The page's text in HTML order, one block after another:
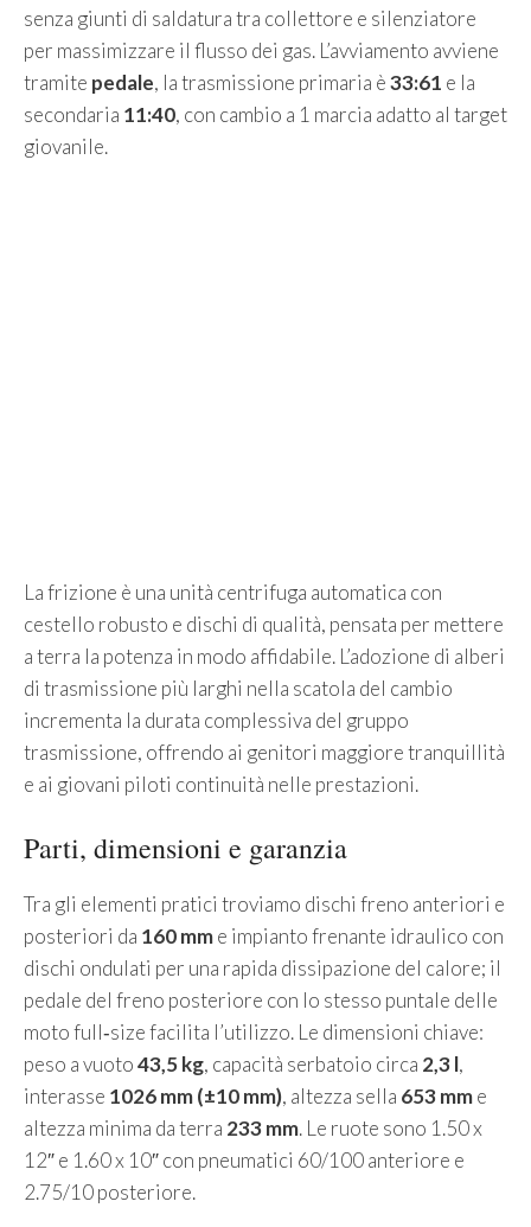
senza giunti di saldatura tra collettore e silenziatore
per massimizzare il flusso dei gas. L’avviamento avviene
tramite pedale, la trasmissione primaria è33:61 e la
secondaria 11:40, con cambio a 1 marcia adatto al target
giovanile.
La frizione è una unità centrifuga automatica con
cestello robusto e dischi di qualità, pensata per mettere
a terra la potenza in modo affidabile. L’adozione di alberi
di trasmissione più larghi nella scatola del cambio
incrementa la durata complessiva del gruppo
trasmissione, offrendo ai genitori maggiore tranquillità
e ai giovani piloti continuità nelle prestazioni.
Parti, dimensioni e garanzia
Tra gli elementi pratici troviamo dischi freno anteriori e
posteriori da 160 mme impianto frenante idraulico con
dischi ondulati per una rapida dissipazione del calore; il
pedale del freno posteriore con lo stesso puntale delle
moto full‑size facilita l’utilizzo. Le dimensioni chiave:
peso a vuoto43,5 kg, capacità serbatoio circa 2,3 l,
interasse 1026 mm (±10 mm), altezza sella 653 mme
altezza minima da terra 233 mm. Le ruote sono 1.50 x
12″ e 1.60 x 10″ con pneumatici 60/100 anteriore e
2.75/10 posteriore.